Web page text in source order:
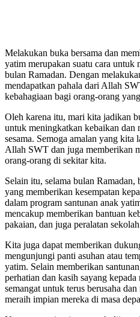
Melakukan buka bersama dan
yatim merupakan suatu cara untuk
bulan Ramadan. Dengan
mendapatkan pahala dari Allah
kebahagiaan bagi orang-orang
Oleh karena itu, mari kita jadikan
untuk meningkatkan kebaikan dan
sesama. Semoga amalan yang
Allah SWT dan juga memberikan
orang-orang di sekitar kita.
Selain itu, selama bulan Ramadan,
yang memberikan kesempatan
dalam program santunan anak
mencakup memberikan bantuan
pakaian, dan juga peralatan
Kita juga dapat memberikan
mengunjungi panti asuhan atau
yatim. Selain memberikan
perhatian dan kasih sayang
semangat untuk terus berusaha
meraih impian mereka di masa